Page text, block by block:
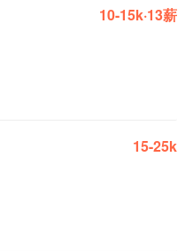
10-15k·13薪
15-25k